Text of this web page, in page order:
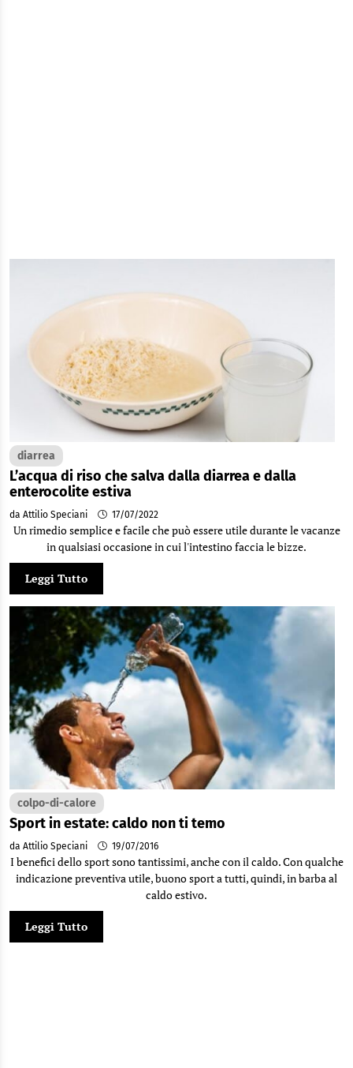
diarrea
L’acqua di riso che salva dalla diarrea e dalla
enterocolite estiva
da Attilio Speciani 17/07/2022
Un rimedio semplice e facile che può essere utile durante le vacanze
in qualsiasi occasione in cui l'intestino faccia le bizze.
Leggi Tutto
colpo-di-calore
Sport in estate: caldo non ti temo
da Attilio Speciani 19/07/2016
I benefici dello sport sono tantissimi, anche con il caldo. Con qualche
indicazione preventiva utile, buono sport a tutti, quindi, in barba al
caldo estivo.
Leggi Tutto